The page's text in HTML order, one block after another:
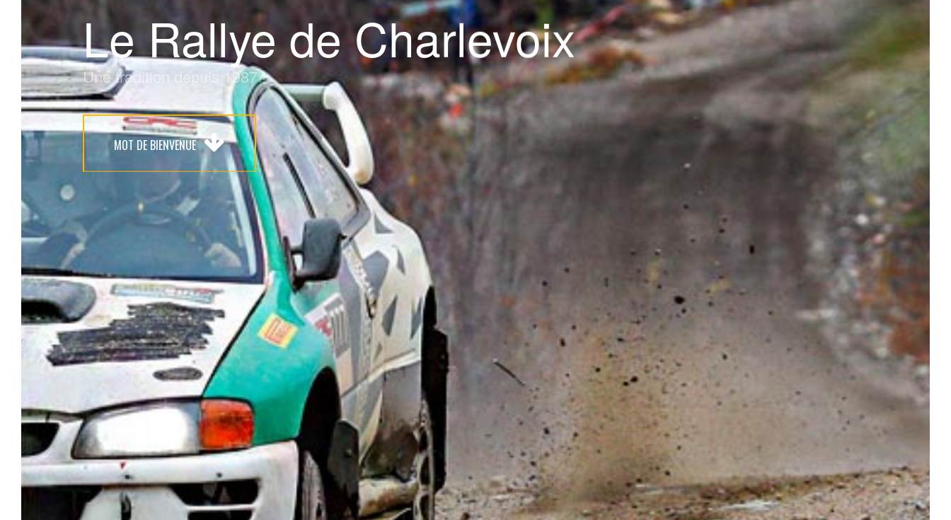
Le Rallye de Charlevoix
Une tradition depuis 1987 !
MOT DE BIENVENUE